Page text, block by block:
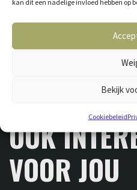
Bekijk
Cookiebeleid
OOK
VOOR JOU